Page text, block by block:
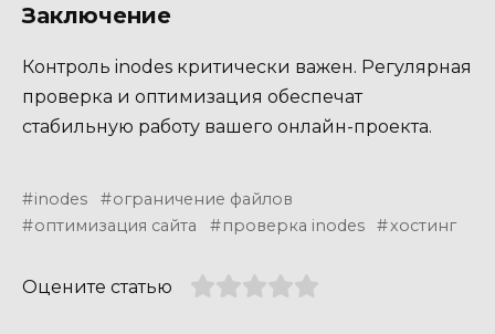
Заключение
Контроль inodes критически важен. Регулярная
проверка и оптимизация обеспечат
стабильную работу вашего онлайн-проекта.
inodes
ограничение файлов
оптимизация сайта
проверка inodes хостинг
Оцените статью